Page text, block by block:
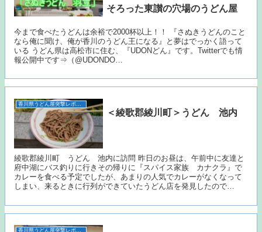
そろった東讃の穴場のうどん屋
今まで食べたうどんは余裕で2000杯以上！！ 『さぬきうどんのこと
なら俺に聞け、俺が香川のうどん王になる』と夢はでっかく語って
いる うどん県は高松市に住む、『UDONどん』です。Twitterでも情
報公開中です⇒（@UDONDO…
＜綾歌郡綾川町＞うどん 池内
綾歌郡綾川町 うどん 池内に訪問 昨日のお昼は、午前中に友達と
府中湖にバス釣りに行きその帰りに『スパイス家族 カナクラ』で
カレーを食べる予定でしたが、あまりの人気でカレーがなくなって
しまい、来るときに行列ができていたうどん店を発見したので…